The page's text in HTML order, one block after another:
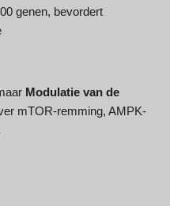
genen, bevordert
Modulatie van de
mTOR-remming, AMPK-